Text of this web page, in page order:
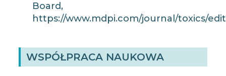
Board,
https://www.mdpi.com/journal/toxics/
WSPÓŁPRACA NAUKOWA